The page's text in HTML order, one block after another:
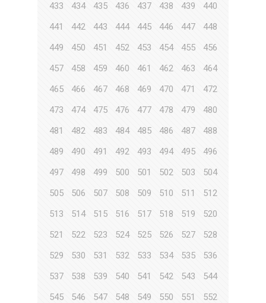
433
434 435 436 437 438 439
440
441
442 443 444 445 446 447
448
449
450 451 452 453 454 455
456
457
458 459 460 461 462 463
464
465
466 467 468 469 470 471
472
473
474 475 476 477 478 479
480
481
482 483 484 485 486 487
488
489
490 491 492 493 494 495
496
497
498 499 500 501 502 503
504
505
506 507 508 509 510 511
512
513
514 515 516 517 518 519
520
521
522 523 524 525 526 527
528
529
530 531 532 533 534 535
536
537
538 539 540 541 542 543
544
545
546 547 548 549 550 551
552